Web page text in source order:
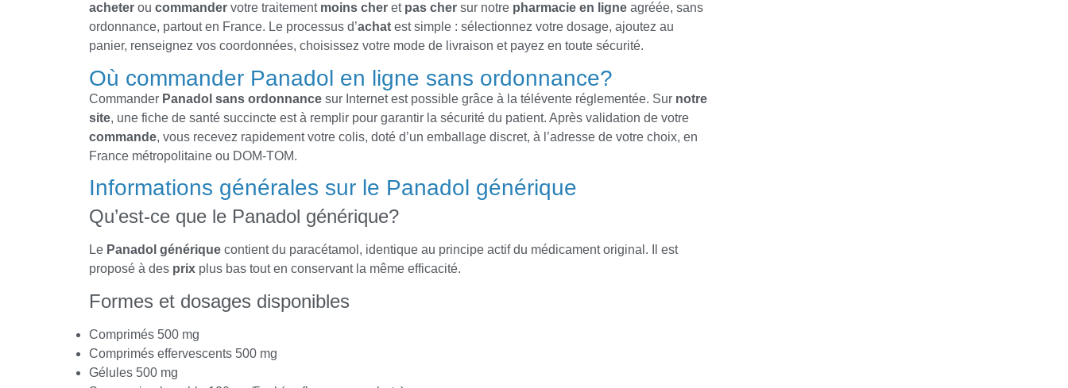
acheter ou commander votre traitement moins cher et pas cher sur notre pharmacie en ligne agréée, sans
ordonnance, partout en France. Le processus d’achat est simple : sélectionnez votre dosage, ajoutez au
panier, renseignez vos coordonnées, choisissez votre mode de livraison et payez en toute sécurité.
Où commander Panadol en ligne sans ordonnance?
Commander Panadol sans ordonnance sur Internet est possible grâce à la télévente réglementée. Sur notre
site, une fiche de santé succincte est à remplir pour garantir la sécurité du patient. Après validation de votre
commande, vous recevez rapidement votre colis, doté d’un emballage discret, à l’adresse de votre choix, en
France métropolitaine ou DOM-TOM.
Informations générales sur le Panadol générique
Qu’est-ce que le Panadol générique?
Le Panadol générique contient du paracétamol, identique au principe actif du médicament original. Il est
proposé à des prix plus bas tout en conservant la même efficacité.
Formes et dosages disponibles
Comprimés 500 mg
Comprimés effervescents 500 mg
Gélules 500 mg